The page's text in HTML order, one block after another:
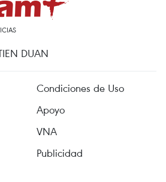
DUAN
Condiciones de Uso
Apoyo
VNA
Publicidad